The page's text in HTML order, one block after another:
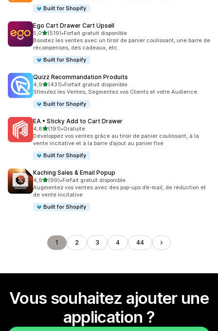
Built for Shopify
Ego Cart Drawer Cart Upsell
5,0étoile(s) sur 5
(519)
519 avis au total
•Forfait gratuit disponible
Boostez les ventes avec un tiroir de panier coulissant, une barre de
récompenses, des cadeaux, etc.
Built for Shopify
Quizz Recommandation Produits
4,9étoile(s) sur 5
(431)
431 avis au total
•Forfait gratuit disponible
Stimulez les Ventes, Segmentez vos Clients et votre Audience.
Built for Shopify
EA • Sticky Add to Cart Drawer
4,8étoile(s) sur 5
(191)
191 avis au total
•Gratuite
Développez vos ventes grâce au tiroir de panier coulissant, à la
vente incitative et à la barre d’ajout au panier fixe
Built for Shopify
Kaching Sales & Email Popup
4,9étoile(s) sur 5
(99)
99 avis au total
•Forfait gratuit disponible
Augmentez vos ventes avec des pop-ups d’e-mail, de réduction et
de vente incitative
Built for Shopify
1 2 3 4 44
Vous souhaitez ajouter une
application ?